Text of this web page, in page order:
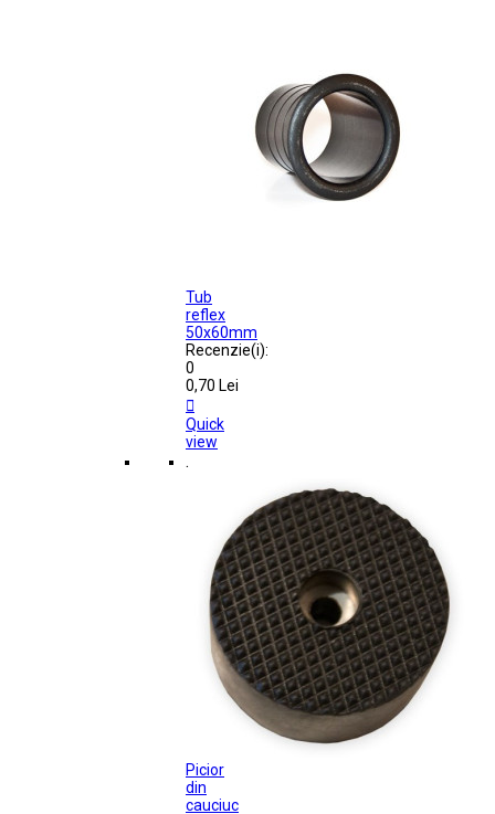
Tub
reflex
50x60mm
Recenzie(i):
0
0,70 Lei

Quick
view
.
Picior
din
cauciuc